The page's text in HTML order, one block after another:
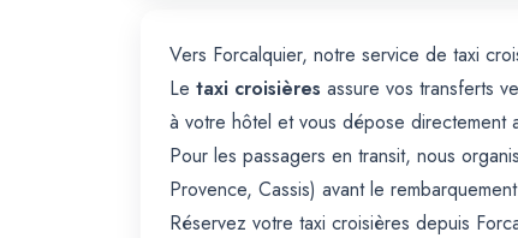
Vers Forcalquier, notre service de taxi
Le taxi croisières assure vos transferts
à votre hôtel et vous dépose directement
Pour les passagers en transit, nous
Provence, Cassis) avant le
Réservez votre taxi croisières depuis